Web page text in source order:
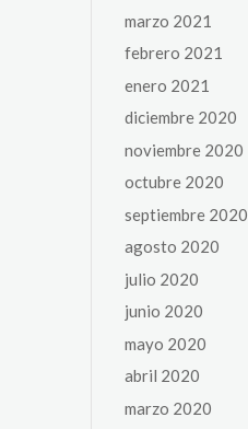
marzo 2021
febrero 2021
enero 2021
diciembre 2020
noviembre 2020
octubre 2020
septiembre 2020
agosto 2020
julio 2020
junio 2020
mayo 2020
abril 2020
marzo 2020